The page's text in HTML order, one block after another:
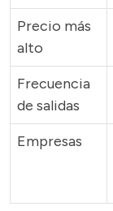
Precio más
alto
Frecuencia
de salidas
Empresas